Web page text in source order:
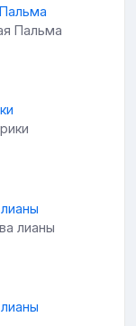
Пальма
лианы